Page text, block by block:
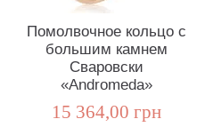
Помолвочное кольцо с
большим камнем
Сваровски
«Andromeda»
15 364,00 грн